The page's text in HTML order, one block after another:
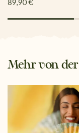
89,90 €
Mehr von